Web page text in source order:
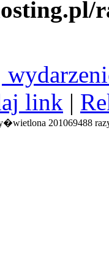
link |
201069488